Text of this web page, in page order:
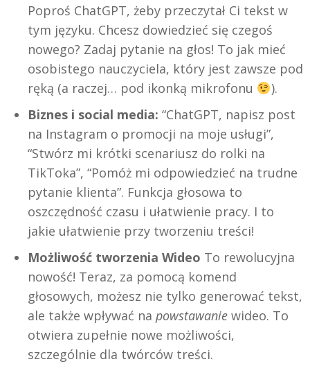
Poproś ChatGPT, żeby przeczytał Ci tekst w
tym języku. Chcesz dowiedzieć się czegoś
nowego? Zadaj pytanie na głos! To jak mieć
osobistego nauczyciela, który jest zawsze pod
ręką (a raczej… pod ikonką mikrofonu
).
Biznes i social media: “ChatGPT, napisz post
na Instagram o promocji na moje usługi”,
“Stwórz mi krótki scenariusz do rolki na
TikToka”, “Pomóż mi odpowiedzieć na trudne
pytanie klienta”. Funkcja głosowa to
oszczędność czasu i ułatwienie pracy. I to
jakie ułatwienie przy tworzeniu treści!
Możliwość tworzenia Wideo To rewolucyjna
nowość! Teraz, za pomocą komend
głosowych, możesz nie tylko generować tekst,
ale także wpływać na powstawanie wideo. To
otwiera zupełnie nowe możliwości,
szczególnie dla twórców treści.